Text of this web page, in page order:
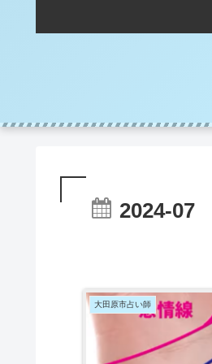
2024-07
大田原市占い師